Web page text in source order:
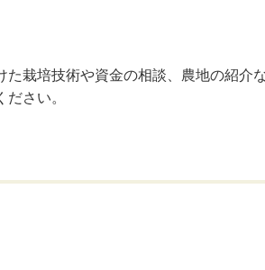
た栽培技術や資金の相談、農地の紹介
さい。